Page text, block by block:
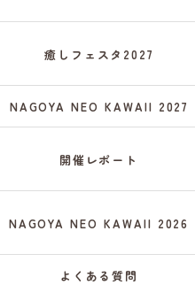
癒しフェスタ2027
NAGOYA NEO KAWAII 2027
開催レポート
NAGOYA NEO KAWAII 2026
よくある質問